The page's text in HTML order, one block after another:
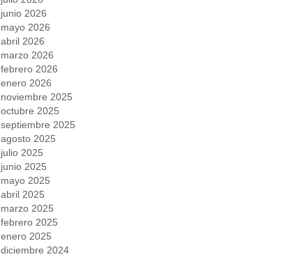
junio 2026
mayo 2026
abril 2026
marzo 2026
febrero 2026
enero 2026
noviembre 2025
octubre 2025
septiembre 2025
agosto 2025
julio 2025
junio 2025
mayo 2025
abril 2025
marzo 2025
febrero 2025
enero 2025
diciembre 2024